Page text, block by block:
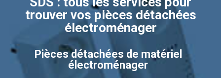
trouver vos pièces détachées
électroménager
Pièces détachées de matériel
électroménager